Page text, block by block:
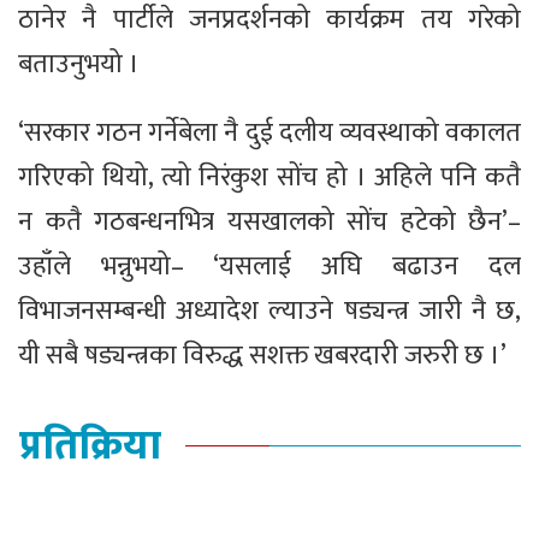
ठानेर नै पार्टीले जनप्रदर्शनको कार्यक्रम तय गरेको
बताउनुभयो ।
‘सरकार गठन गर्नेबेला नै दुई दलीय व्यवस्थाको वकालत
गरिएको थियो, त्यो निरंकुश सोंच हो । अहिले पनि कतै
न कतै गठबन्धनभित्र यसखालको सोंच हटेको छैन’–
उहाँले भन्नुभयो– ‘यसलाई अघि बढाउन दल
विभाजनसम्बन्धी अध्यादेश ल्याउने षड्यन्त्र जारी नै छ,
यी सबै षड्यन्त्रका विरुद्ध सशक्त खबरदारी जरुरी छ ।’
प्रतिक्रिया